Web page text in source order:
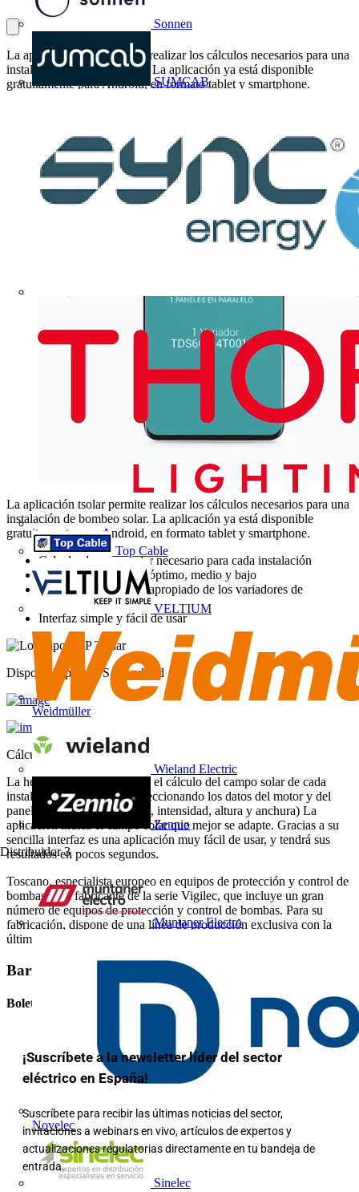
Sonnen
SUMCAB
Top Cable
VELTIUM
Weidmüller
Wieland Electric
Zennio
Distribuidor 3
Muntaner Electro
Novelec
Sinelec
La aplicación tsolar permite realizar los cálculos necesarios para una
instalación de bombeo solar. La aplicación ya está disponible
gratuitamente para Android, en formato tablet y smartphone.
La aplicación tsolar permite realizar los cálculos necesarios para una
instalación de bombeo solar. La aplicación ya está disponible
gratuitamente para Android, en formato tablet y smartphone.
Calcula el campo solar necesario para cada instalación
Indica el campo solar óptimo, medio y bajo
Indica el modelo más apropiado de los variadores de
velocidad TDS600
Interfaz simple y fácil de usar
Disponible para iOS y Android
Cálculo de campo solar
La herramienta perfecta para el cálculo del campo solar de cada
instalación, simplemente seleccionando los datos del motor y del
panel solar (potencia, voltaje, intensidad, altura y anchura) La
aplicación indica el campo solar que mejor se adapte. Gracias a su
sencilla interfaz es una aplicación muy fácil de usar, y tendrá sus
resultados en pocos segundos.
Toscano, especialista europeo en equipos de protección y control de
bombas es el fabricante de la serie Vigilec, que incluye un gran
número de equipos de protección y control de bombas. Para su
fabricación, dispone de una línea de producción exclusiva con la
última tecnología del mercado.
Barra lateral
Boletín informativo
¡Suscríbete a la newsletter líder del sector
eléctrico en España!
Suscríbete para recibir las últimas noticias del sector,
invitaciones a webinars en vivo, artículos de expertos y
actualizaciones regulatorias directamente en tu bandeja de
entrada.